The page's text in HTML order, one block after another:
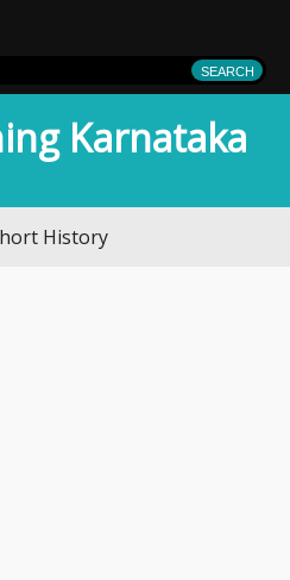
Karnataka